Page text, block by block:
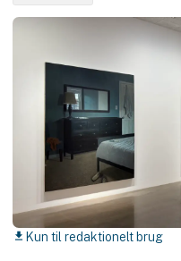
download Kun til redaktionelt brug